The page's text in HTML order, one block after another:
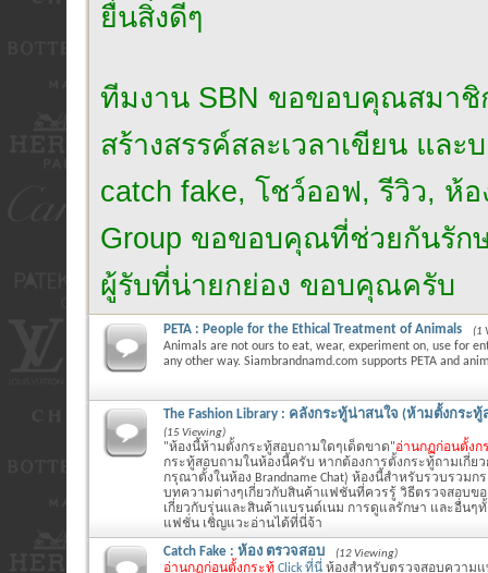
ยื่นสิ่งดีๆ
ทีมงาน SBN ขอขอบคุณสมาชิ
สร้างสรรค์สละเวลาเขียน และ
catch fake, โชว์ออฟ, รีวิว, ห้
Group ขอขอบคุณที่ช่วยกันรัก
ผู้รับที่น่ายกย่อง ขอบคุณครับ
PETA : People for the Ethical Treatment of Animals (1
Animals are not ours to eat, wear, experiment on, use for
any other way. Siambrandnamd.com supports PETA and
The Fashion Library : คลังกระทู้น่าสนใจ (ห้ามตั้งกระ
(15 Viewing)
"ห้องนี้ห้ามตั้งกระทู้สอบถามใดๆเด็ดขาด"อ่านกฏก่อนตั้งก
กระทู้สอบถามในห้องนี้ครับ หากต้องการตั้งกระทู้ถามเกี่ย
กรุณาตั้งในห้อง Brandname Chat) ห้องนี้สำหรับรวบรวมก
บทความต่างๆเกี่ยวกับสินค้าแฟชั่นที่ควรรู้ วิธีตรวจสอบข
เกี่ยวกับรุ่นและสินค้าแบรนด์เนม การดูแลรักษา และอื่นๆ
แฟชั่น เชิญแวะอ่านได้ที่นี่จ้า
Catch Fake : ห้อง ตรวจสอบ (12 Viewing)
อ่านกฏก่อนตั้งกระทู้ Click ที่นี่ ห้องสำหรับตรวจสอบความ